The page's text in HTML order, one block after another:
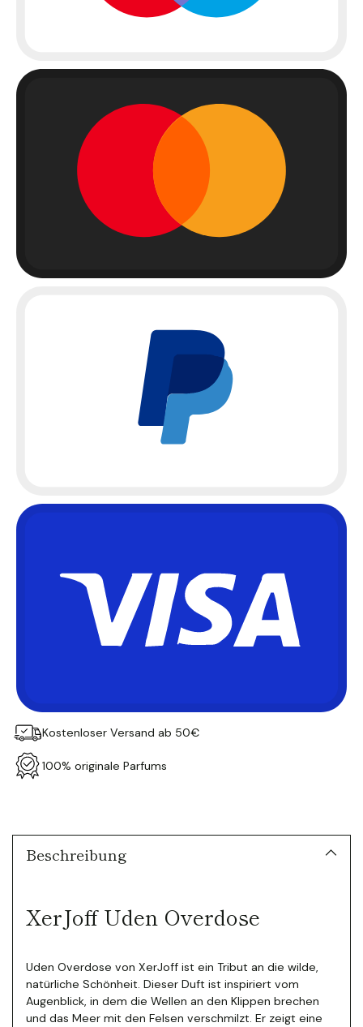
Kostenloser Versand ab 50€
100% originale Parfums
legen
Beschreibung
XerJoff Uden Overdose
Uden Overdose von XerJoff ist ein Tribut an die wilde,
natürliche Schönheit. Dieser Duft ist inspiriert vom
Augenblick, in dem die Wellen an den Klippen brechen
und das Meer mit den Felsen verschmilzt. Er zeigt eine